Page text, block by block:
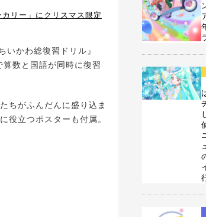
リー」にクリスマス限定
かわ総復習ドリル』
数と国語が同時に復習
ちがふんだんに盛り込ま
役立つポスターも付属。